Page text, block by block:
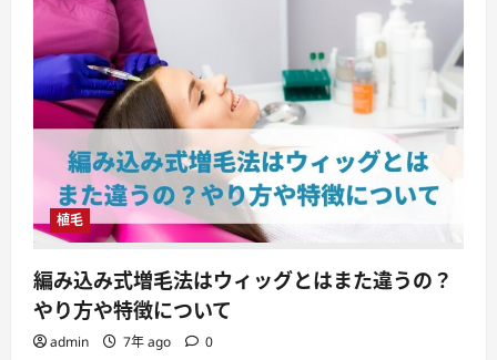
植毛
編み込み式増毛法はウィッグとはまた違うの？
やり方や特徴について
admin 7年 ago 0